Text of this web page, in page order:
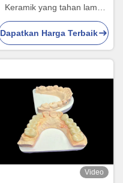
Keramik yang tahan lama
untuk restorasi seperti
kehidupan
Dapatkan Harga Terbaik
Video